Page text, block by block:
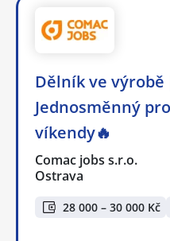
Dělník ve výrobě
Jednosměnný
víkendy🔥
Comac jobs s.r.o.
Ostrava
28 000 – 30 000 Kč